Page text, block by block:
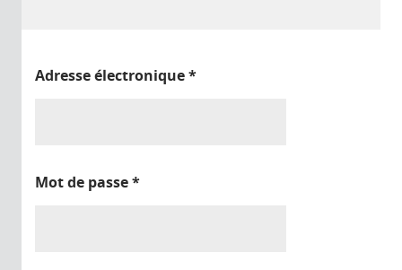
Adresse électronique*
Mot de passe*